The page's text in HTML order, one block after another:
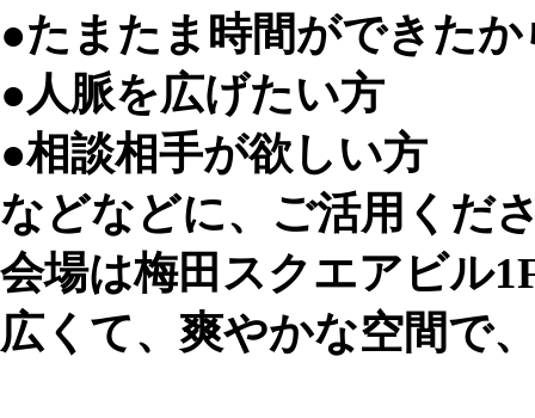
●たまたま時間ができたか
●人脈を広げたい方
●相談相手が欲しい方
などなどに、ご活用くだ
会場は梅田スクエアビル
広くて、爽やかな空間で